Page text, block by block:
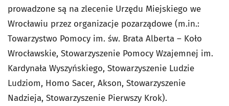
prowadzone są na zlecenie Urzędu Miejskiego we
Wrocławiu przez organizacje pozarządowe (m.in.:
Towarzystwo Pomocy im. św. Brata Alberta – Koło
Wrocławskie, Stowarzyszenie Pomocy Wzajemnej im.
Kardynała Wyszyńskiego, Stowarzyszenie Ludzie
Ludziom, Homo Sacer, Akson, Stowarzyszenie
Nadzieja, Stowarzyszenie Pierwszy Krok).